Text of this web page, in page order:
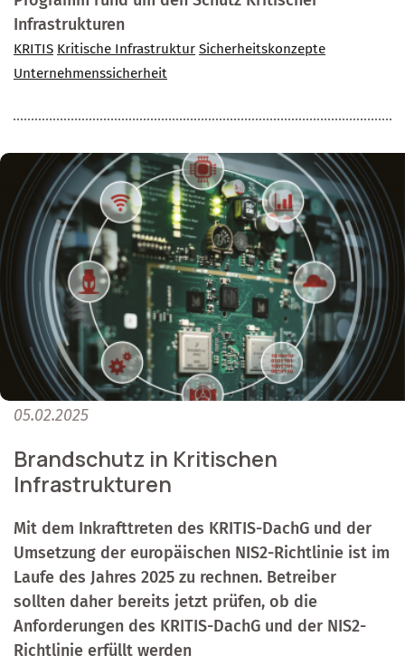
Infrastrukturen
KRITIS Kritische Infrastruktur Sicherheitskonzepte
Unternehmenssicherheit
05.02.2025
Brandschutz in Kritischen
Infrastrukturen
Mit dem Inkrafttreten des KRITIS-DachG und der
Umsetzung der europäischen NIS2-Richtlinie ist im
Laufe des Jahres 2025 zu rechnen. Betreiber
sollten daher bereits jetzt prüfen, ob die
Anforderungen des KRITIS-DachG und der NIS2-
Richtlinie erfüllt werden